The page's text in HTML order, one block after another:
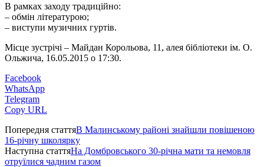
В рамках заходу традиційно:
– обмін літературою;
– виступи музичних гуртів.
Місце зустрічі – Майдан Корольова, 11, алея бібліотеки ім. О.
Ольжича, 16.05.2015 о 17:30.
Facebook
WhatsApp
Telegram
Copy URL
Попередня статтяВ Малинському районі знайшли повішеною
16-річну школярку
Наступна статтяНа Домбровського 30-річна мати та немовля
отруїлися чадним газом